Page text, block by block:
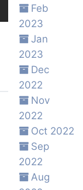
Feb
2023
Jan
2023
Dec
2022
Nov
2022
Oct 2022
Sep
2022
Aug